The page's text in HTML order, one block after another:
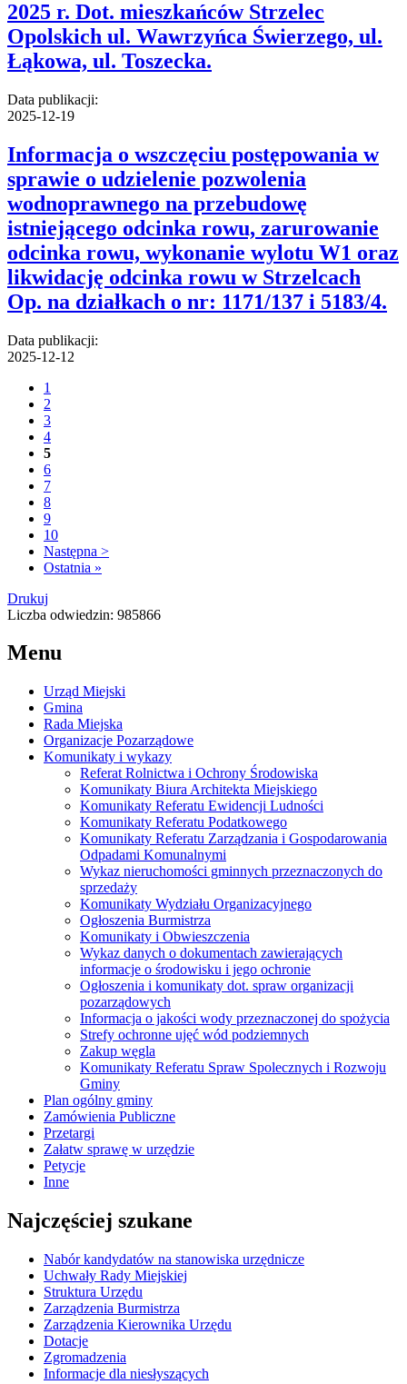
2025 r. Dot. mieszkańców Strzelec
Opolskich ul. Wawrzyńca Świerzego, ul.
Łąkowa, ul. Toszecka.
Data publikacji:
2025-12-19
Informacja o wszczęciu postępowania w
sprawie o udzielenie pozwolenia
wodnoprawnego na przebudowę
istniejącego odcinka rowu, zarurowanie
odcinka rowu, wykonanie wylotu W1 oraz
likwidację odcinka rowu w Strzelcach
Op. na działkach o nr: 1171/137 i 5183/4.
Data publikacji:
2025-12-12
1
2
3
4
5
6
7
8
9
10
Następna >
Ostatnia »
Drukuj
Liczba odwiedzin: 985866
Menu
Urząd Miejski
Gmina
Rada Miejska
Organizacje Pozarządowe
Komunikaty i wykazy
Referat Rolnictwa i Ochrony Środowiska
Komunikaty Biura Architekta Miejskiego
Komunikaty Referatu Ewidencji Ludności
Komunikaty Referatu Podatkowego
Komunikaty Referatu Zarządzania i Gospodarowania
Odpadami Komunalnymi
Wykaz nieruchomości gminnych przeznaczonych do
sprzedaży
Komunikaty Wydziału Organizacyjnego
Ogłoszenia Burmistrza
Komunikaty i Obwieszczenia
Wykaz danych o dokumentach zawierających
informacje o środowisku i jego ochronie
Ogłoszenia i komunikaty dot. spraw organizacji
pozarządowych
Informacja o jakości wody przeznaczonej do spożycia
Strefy ochronne ujęć wód podziemnych
Zakup węgla
Komunikaty Referatu Spraw Spolecznych i Rozwoju
Gminy
Plan ogólny gminy
Zamówienia Publiczne
Przetargi
Załatw sprawę w urzędzie
Petycje
Inne
Najczęściej szukane
Nabór kandydatów na stanowiska urzędnicze
Uchwały Rady Miejskiej
Struktura Urzędu
Zarządzenia Burmistrza
Zarządzenia Kierownika Urzędu
Dotacje
Zgromadzenia
Informacje dla niesłyszących